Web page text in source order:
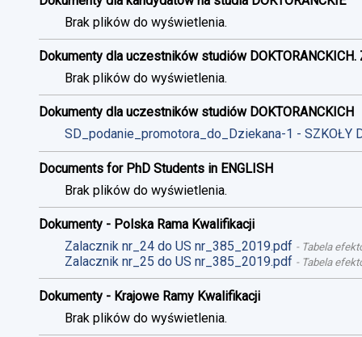
Brak plików do wyświetlenia.
Dokumenty dla uczestników studiów
Brak plików do wyświetlenia.
Dokumenty dla uczestników studiów DOKTORANCKICH
SD_podanie_promotora_do_Dziekana-1 - SZKOŁY
Documents for PhD Students in ENGLISH
Brak plików do wyświetlenia.
Dokumenty - Polska Rama Kwalifikacji
Zalacznik nr_24 do US nr_385_2019.pdf - Tabela
Zalacznik nr_25 do US nr_385_2019.pdf - Tabela
Dokumenty - Krajowe Ramy Kwalifikacji
Brak plików do wyświetlenia.